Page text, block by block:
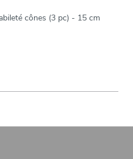
cônes (3 pc) - 15 cm